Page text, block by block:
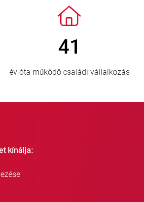
> 3 500 000
eladott egység
kínálja: